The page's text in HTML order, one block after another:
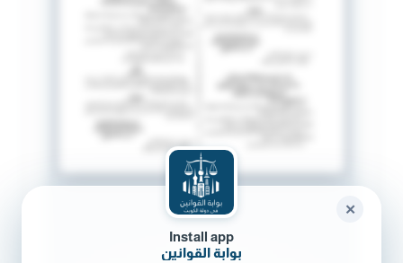
Install app
بوابة القوانين
✕